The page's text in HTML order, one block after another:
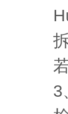
拆
若
3、